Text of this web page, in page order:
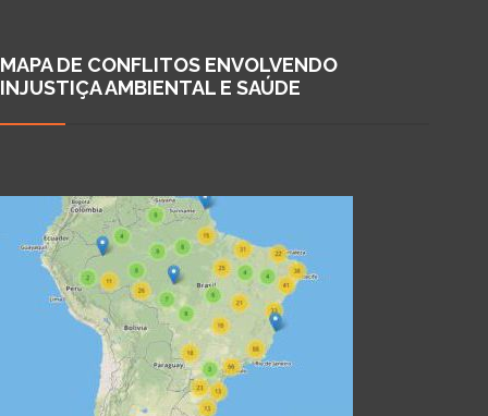
MAPA DE CONFLITOS ENVOLVENDO
INJUSTIÇA AMBIENTAL E SAÚDE